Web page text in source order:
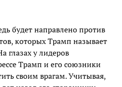
будет направлено против
которых Трамп называет
глазах у лидеров
Трамп и его союзники
своим врагам. Учитывая,